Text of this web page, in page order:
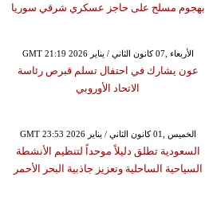
بهجوم مسلح على حاجز عسكري شرقي سوريا
GMT 21:19 2026 الأربعاء ,07 كانون الثاني / يناير
عون يشارك في احتفال تسلم قبرص رئاسة
الاتحاد الأوروبي
GMT 23:53 2026 الخميس ,01 كانون الثاني / يناير
السعودية تطلق دليلاً موحداً لتنظيم الأنشطة
السياحية الساحلية وتعزيز جاذبية البحر الأحمر